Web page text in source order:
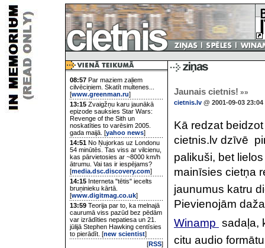
08:57 Par maziem zaļiem
cilvēciņiem. Skatīt multenes...
[www.greenman.ru]
13:15 Zvaigžņu karu jaunākā
epizode sauksies Star Wars:
Revenge of the Sith un
noskatīties to varēsim 2005.
gada maijā. [yahoo news]
14:51 No Ņujorkas uz Londonu
54 minūtēs. Tas viss ar vilcienu,
kas pārvietosies ar ~8000 km/h
ātrumu. Vai tas ir iespējams?
[media.dsc.discovery.com]
14:15 Interneta "tētis" iecelts
bruņinieku kārtā.
[www.digitmag.co.uk]
13:59 Teorija par to, ka melnajā
caurumā viss pazūd bez pēdām
var izrādīties nepatiesa un 21.
jūlijā Stephen Hawking centīsies
to pierādīt. [new scientist]
[RSS]
Jaunais cietnis! »»
cietnis.lv @ 2001-09-03 23:04
Kā redzat
cietnis.lv dzīvē 
palikuši, bet
mainīsies cietņa
jaunumus katru
Pievienojām
Winamp 
citu audio